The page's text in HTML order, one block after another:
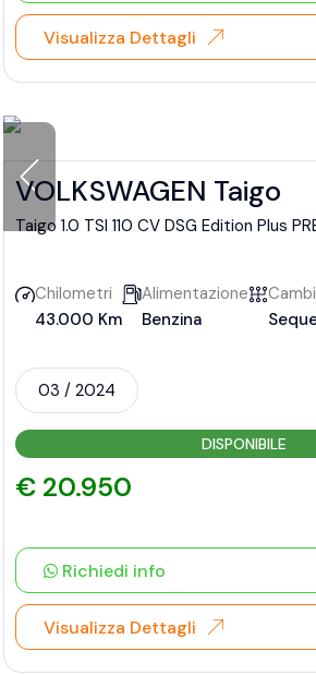
Visualizza Dettagli
VOLKSWAGEN Taigo
Taigo 1.0 TSI 110 CV DSG Edition Plus
Chilometri
43.000 Km
Alimentazione
Benzina
03 / 2024
DISPONIBILE
€ 20.950
Richiedi info
Visualizza Dettagli